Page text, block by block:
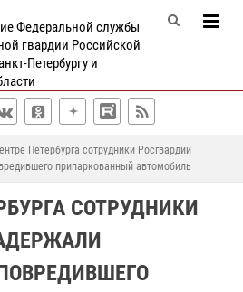
Федеральной службы
гвардии Российской
Петербургу и
Петербурга сотрудники Росгвардии
припаркованный автомобиль
СОТРУДНИКИ